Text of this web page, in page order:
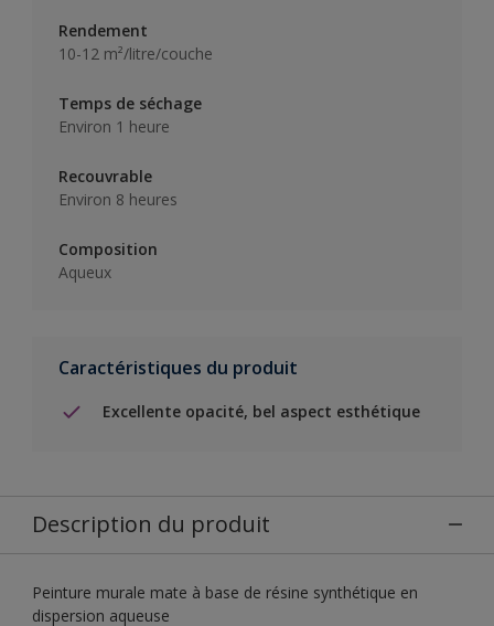
Rendement
10-12 m²/litre/couche
Temps de séchage
Environ 1 heure
Recouvrable
Environ 8 heures
Composition
Aqueux
Caractéristiques du produit
Excellente opacité, bel aspect esthétique
Description du produit
Peinture murale mate à base de résine synthétique en
dispersion aqueuse